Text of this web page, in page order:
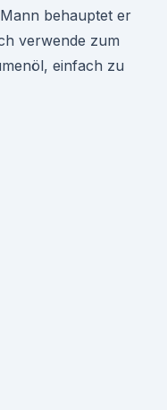
behauptet er
verwende zum
einfach zu